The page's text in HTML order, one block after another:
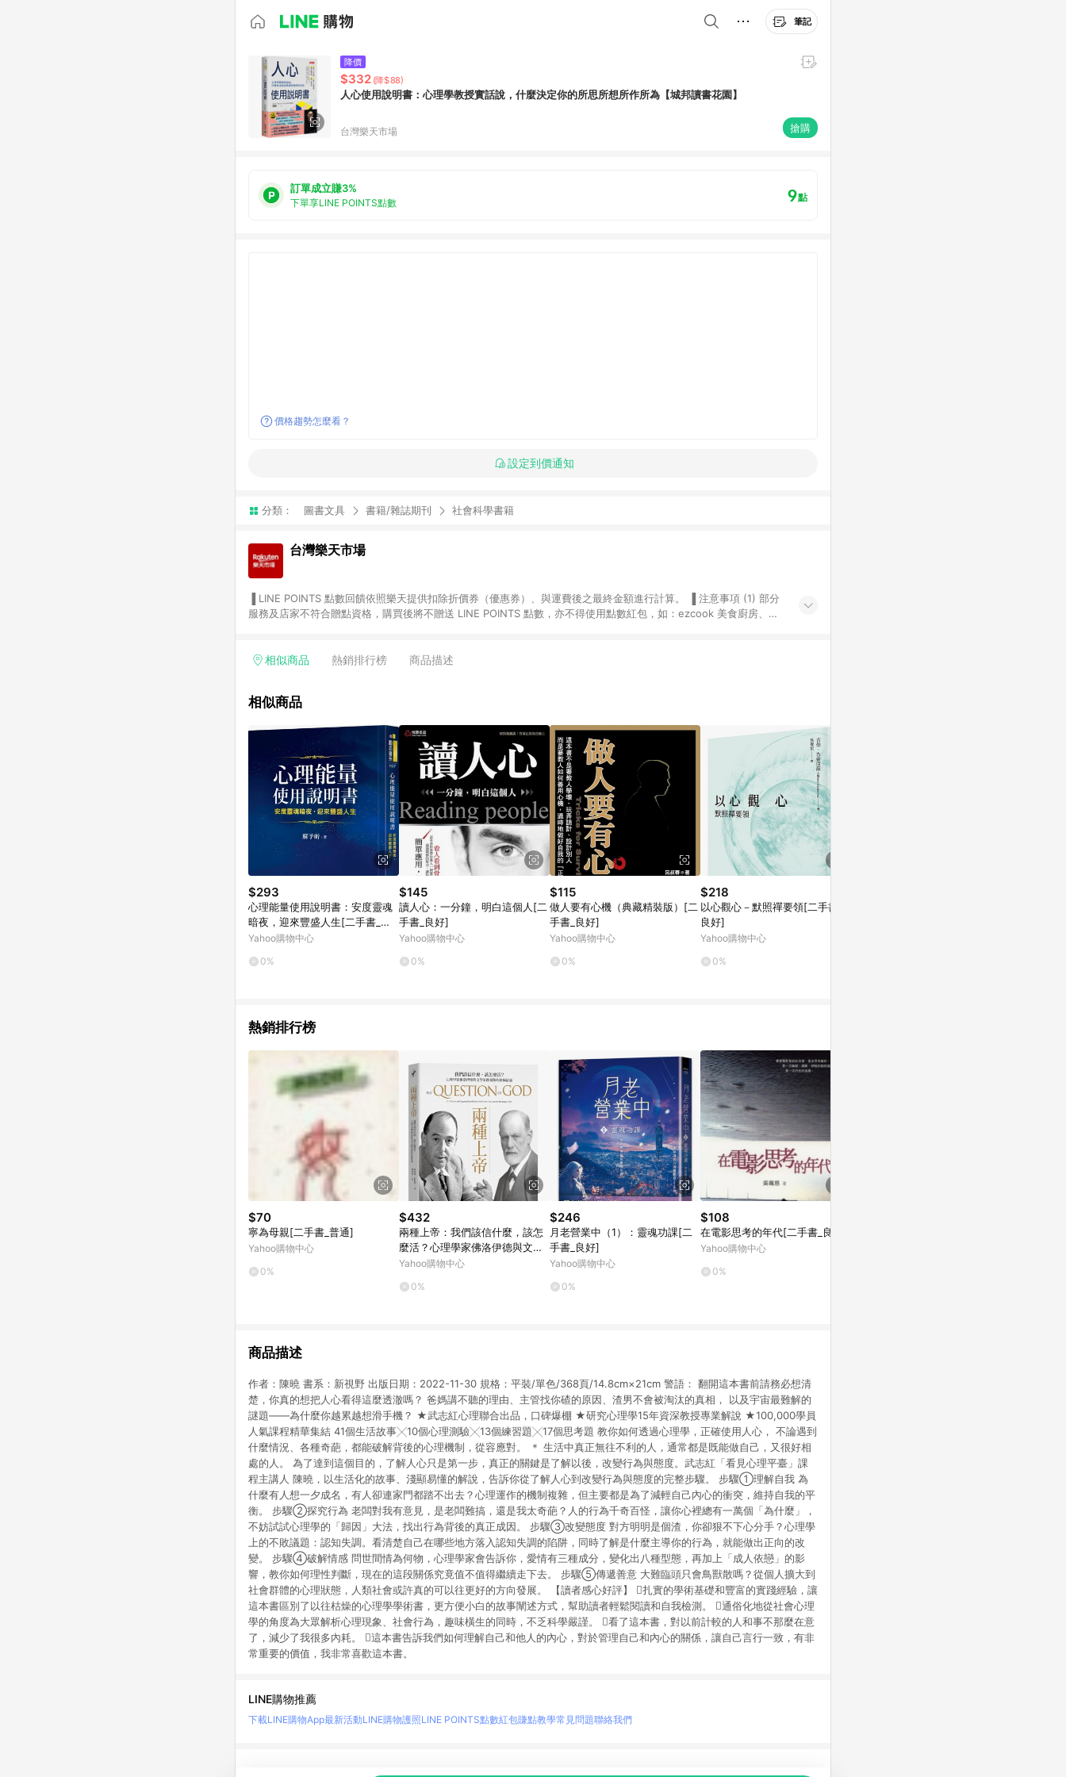
筆記
降價
$332 (降$88)
人心使用說明書：心理學教授實話說，什麼決定你的所思所想所作所為【城邦讀書花園】
台灣樂天市場 搶購
訂單成立賺3%
下單享LINE POINTS點數 9點
價格趨勢怎麼看？
設定到價通知
分類： 圖書文具 書籍/雜誌期刊 社會科學書籍
台灣樂天市場
服務及店家不符合贈點資格，購買後將不贈送 LINE POINTS 點數，亦不得使用點數紅包，如：ezcook 美食廚房、樂
享有 LINE POINTS 回饋。 (3) 若購買之訂單（包含預購商品）未符合樂天市場 45 天內完成訂單出貨及結帳，則不符
會有時間差，如顯示之商品規格、顏色、價位、贈品與台灣樂天市場銷售網頁不符，以銷售網頁標示為準。 (6) 導購訂
點數回饋或點數回饋有爭議，台灣樂天市場保有更改條款與法律追訴之權利，活動詳情以樂天市場網站公告為準。
相似商品 熱銷排行榜 商品描述
相似商品
$293
心理能量使用說明書：安度靈魂
暗夜，迎來豐盛人生[二手書_良
好]
Yahoo購物中心
0%
$145
讀人心：一分鐘，明白這個人[二
手書_良好]
Yahoo購物中心
0%
$115
做人要有心機（典藏精裝版）[二
手書_良好]
Yahoo購物中心
0%
$218
以心觀心－默照禪要領[二手書_
良好]
Yahoo購物中心
0%
熱銷排行榜
$70
寧為母親[二手書_普通]
Yahoo購物中心
0%
$432
兩種上帝：我們該信什麼，該怎
麼活？心理學家佛洛伊德與文學
家路易斯的終極辯論[二手書_良
Yahoo購物中心
0%
$246
月老營業中（1）：靈魂功課[二
手書_良好]
Yahoo購物中心
0%
$108
在電影思考的年代[二手書_良好]
Yahoo購物中心
0%
商品描述
作者：陳曉 書系：新視野 出版日期：2022-11-30 規格：平裝/單色/368頁/14.8cm×21cm 警語： 翻開這本書前請務必想清
楚，你真的想把人心看得這麼透澈嗎？ 爸媽講不聽的理由、主管找你碴的原因、渣男不會被淘汰的真相， 以及宇宙最難解的
謎題――為什麼你越累越想滑手機？ ★武志紅心理聯合出品，口碑爆棚 ★研究心理學15年資深教授專業解說 ★100,000學員
人氣課程精華集結 41個生活故事╳10個心理測驗╳13個練習題╳17個思考題 教你如何透過心理學，正確使用人心， 不論遇到
什麼情況、各種奇葩，都能破解背後的心理機制，從容應對。 ＊ 生活中真正無往不利的人，通常都是既能做自己，又很好相
處的人。 為了達到這個目的，了解人心只是第一步，真正的關鍵是了解以後，改變行為與態度。武志紅「看見心理平臺」課
程主講人 陳曉，以生活化的故事、淺顯易懂的解說，告訴你從了解人心到改變行為與態度的完整步驟。 步驟①理解自我 為
什麼有人想一夕成名，有人卻連家門都踏不出去？心理運作的機制複雜，但主要都是為了減輕自己內心的衝突，維持自我的平
衡。 步驟②探究行為 老闆對我有意見，是老闆難搞，還是我太奇葩？人的行為千奇百怪，讓你心裡總有一萬個「為什麼」，
不妨試試心理學的「歸因」大法，找出行為背後的真正成因。 步驟③改變態度 對方明明是個渣，你卻狠不下心分手？心理學
上的不敗議題：認知失調。看清楚自己在哪些地方落入認知失調的陷阱，同時了解是什麼主導你的行為，就能做出正向的改
變。 步驟④破解情感 問世間情為何物，心理學家會告訴你，愛情有三種成分，變化出八種型態，再加上「成人依戀」的影
響，教你如何理性判斷，現在的這段關係究竟值不值得繼續走下去。 步驟⑤傳遞善意 大難臨頭只會鳥獸散嗎？從個人擴大到
社會群體的心理狀態，人類社會或許真的可以往更好的方向發展。 【讀者感心好評】 扎實的學術基礎和豐富的實踐經驗，讓
這本書區別了以往枯燥的心理學學術書，更方便小白的故事闡述方式，幫助讀者輕鬆閱讀和自我檢測。 通俗化地從社會心理
學的角度為大眾解析心理現象、社會行為，趣味橫生的同時，不乏科學嚴謹。 看了這本書，對以前計較的人和事不那麼在意
了，減少了我很多內耗。 這本書告訴我們如何理解自己和他人的內心，對於管理自己和內心的關係，讓自己言行一致，有非
常重要的價值，我非常喜歡這本書。
LINE購物推薦
下載LINE購物App最新活動LINE購物護照LINE POINTS點數紅包賺點教學常見問題聯絡我們